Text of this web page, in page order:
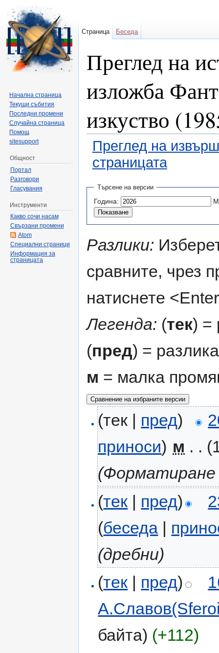
Преглед на
изложба
изкуство
Преглед на
страницата
Търсене на версии
Година:
Разлики:
сравните, чрез
натиснете
Легенда: (тек) =
(пред) =
м = малка
(тек | пред)
приноси) м . .
(Форматиране
(тек | пред)
(беседа |
(дребни)
(тек | пред)
байта) (+112)
Страница Беседа
Начална страница
Текущи събития
Последни промени
Случайна страница
Помощ
sitesupport
Общност
Портал
Разговори
Гласувания
Инструменти
Какво сочи насам
Свързани промени
Atom
Специални страници
Информация за
страницата